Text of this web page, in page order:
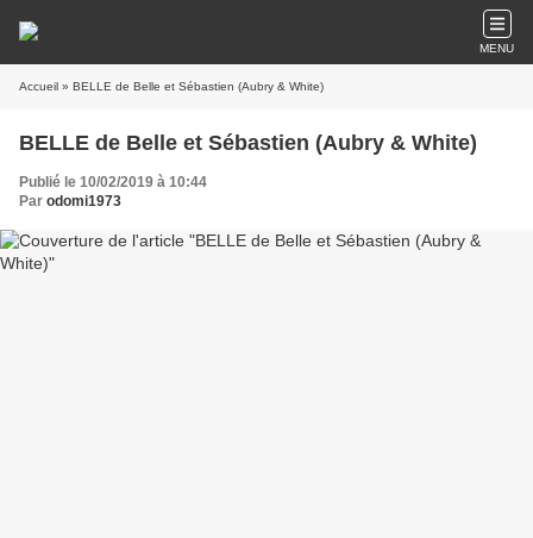
MENU
Accueil » BELLE de Belle et Sébastien (Aubry & White)
BELLE de Belle et Sébastien (Aubry & White)
Publié le 10/02/2019 à 10:44
Par odomi1973